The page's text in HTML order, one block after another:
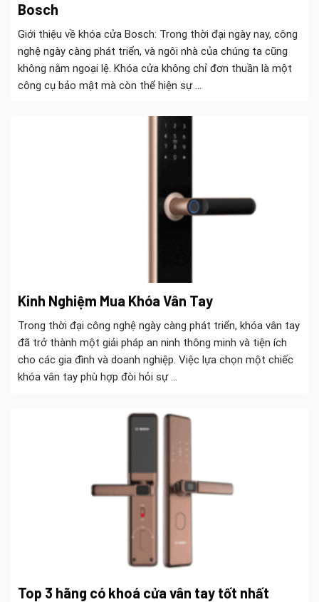
Bosch
Giới thiệu về khóa cửa Bosch: Trong thời đại ngày nay, công
nghệ ngày càng phát triển, và ngôi nhà của chúng ta cũng
không nằm ngoại lệ. Khóa cửa không chỉ đơn thuần là một
công cụ bảo mật mà còn thể hiện sự ...
Kinh Nghiệm Mua Khóa Vân Tay
Trong thời đại công nghệ ngày càng phát triển, khóa vân tay
đã trở thành một giải pháp an ninh thông minh và tiện ích
cho các gia đình và doanh nghiệp. Việc lựa chọn một chiếc
khóa vân tay phù hợp đòi hỏi sự ...
Top 3 hãng có khoá cửa vân tay tốt nhất